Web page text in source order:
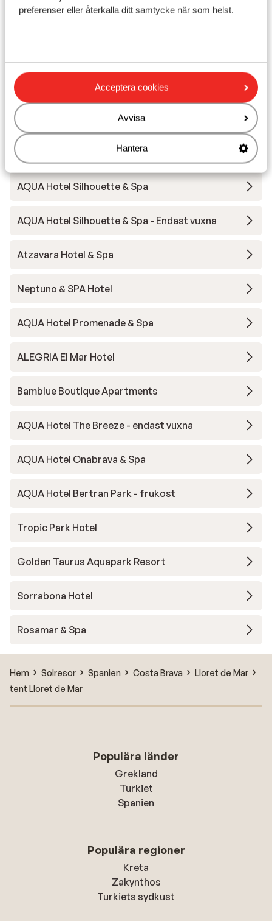
preferenser eller återkalla ditt samtycke när som helst.
Acceptera cookies
Avvisa
Hantera
Avstånd till flygplats ca 93 km
Närmaste kiosk ca 50 m
Närmaste restaurang ca 50 m
Andra boenden i Costa Brava
L'Azure Hotel
AQUA Hotel Silhouette & Spa
AQUA Hotel Silhouette & Spa - Endast vuxna
Atzavara Hotel & Spa
Neptuno & SPA Hotel
AQUA Hotel Promenade & Spa
ALEGRIA El Mar Hotel
Bamblue Boutique Apartments
AQUA Hotel The Breeze - endast vuxna
AQUA Hotel Onabrava & Spa
AQUA Hotel Bertran Park - frukost
Tropic Park Hotel
Golden Taurus Aquapark Resort
Sorrabona Hotel
Rosamar & Spa
Hem Solresor Spanien Costa Brava
Lloret de Mar
tent Lloret de Mar
Populära länder
Grekland
Turkiet
Spanien
Populära regioner
Kreta
Zakynthos
Turkiets sydkust